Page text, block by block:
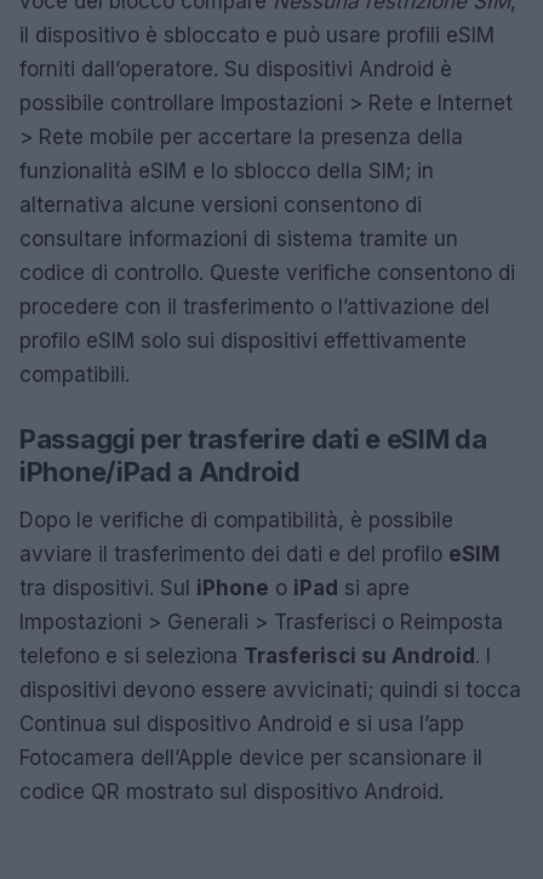
il dispositivo è sbloccato e può usare profili eSIM
forniti dall’operatore. Su dispositivi Android è
possibile controllare Impostazioni > Rete e Internet
> Rete mobile per accertare la presenza della
funzionalità eSIM e lo sblocco della SIM; in
alternativa alcune versioni consentono di
consultare informazioni di sistema tramite un
codice di controllo. Queste verifiche consentono di
procedere con il trasferimento o l’attivazione del
profilo eSIM solo sui dispositivi effettivamente
compatibili.
Passaggi per trasferire dati e eSIM da
iPhone/iPad a Android
Dopo le verifiche di compatibilità, è possibile
avviare il trasferimento dei dati e del profilo eSIM
tra dispositivi. Sul iPhone o iPad si apre
Impostazioni > Generali > Trasferisci o Reimposta
telefono e si seleziona Trasferisci su Android. I
dispositivi devono essere avvicinati; quindi si tocca
Continua sul dispositivo Android e si usa l’app
Fotocamera dell’Apple device per scansionare il
codice QR mostrato sul dispositivo Android.